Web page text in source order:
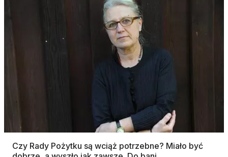
Czy Rady Pożytku są wciąż potrzebne? Miało być